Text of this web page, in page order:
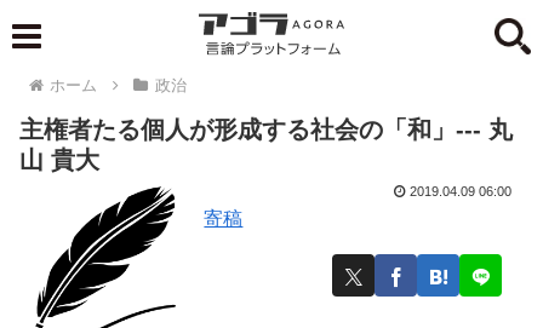
ホーム 政治
主権者たる個人が形成する社会の「和」--- 丸
山 貴大
寄稿
2019.04.09 06:00